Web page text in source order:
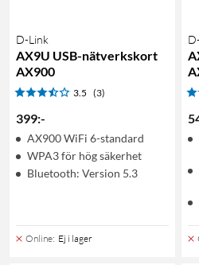
D-Link
AX9U USB-nätverkskort
AX900
3.5 (3)
399:-
AX900 WiFi 6-standard
WPA3 för hög säkerhet
Bluetooth: Version 5.3
Online: Ej i lager